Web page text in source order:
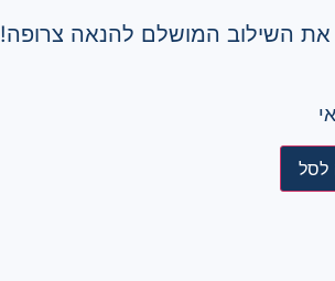
את השילוב המושלם להנאה צרופה!
לסל